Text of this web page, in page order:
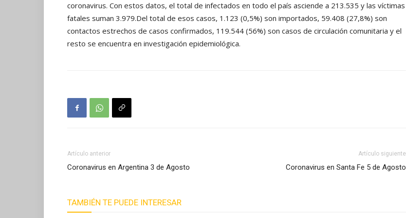
coronavirus. Con estos datos, el total de infectados en todo el país asciende a 213.535 y las víctimas
fatales suman 3.979.Del total de esos casos, 1.123 (0,5%) son importados, 59.408 (27,8%) son
contactos estrechos de casos confirmados, 119.544 (56%) son casos de circulación comunitaria y el
resto se encuentra en investigación epidemiológica.
Artículo anterior
Coronavirus en Argentina 3 de Agosto
Artículo siguiente
Coronavirus en Santa Fe 5 de Agosto
TAMBIÉN TE PUEDE INTERESAR